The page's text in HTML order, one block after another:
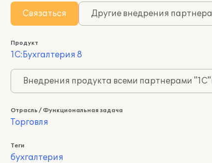
Связаться Другие внедрения партнера
Продукт
1С:Бухгалтерия 8
Внедрения продукта всеми партнерами "1С"
Отрасль / Функциональная задача
Торговля
Теги
бухгалтерия